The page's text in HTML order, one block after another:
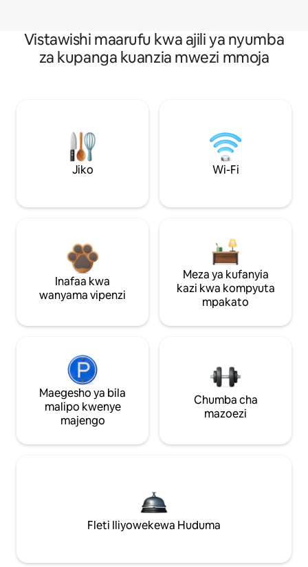
Vistawishi maarufu kwa ajili ya nyumba
za kupanga kuanzia mwezi mmoja
Jiko Wi-Fi
Inafaa kwa
wanyama vipenzi
Meza ya kufanyia
kazi kwa kompyuta
mpakato
Maegesho ya bila
malipo kwenye
majengo
Chumba cha
mazoezi
Fleti Iliyowekewa Huduma